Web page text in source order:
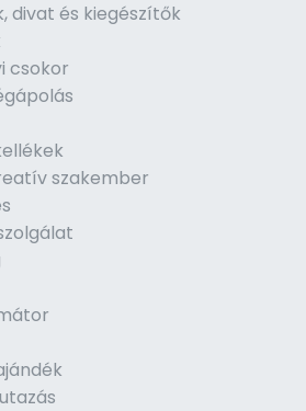
divat és kiegészítők
csokor
szakember